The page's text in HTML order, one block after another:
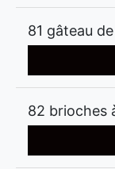
81 gâteau
82 brioches